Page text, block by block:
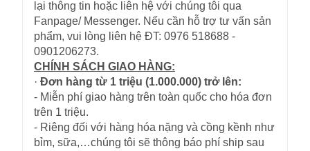
lại thông tin hoặc liên hệ với chúng tôi qua
Fanpage/ Messenger. Nếu cần hỗ trợ tư vấn sản
phẩm, vui lòng liên hệ ĐT: 0976 518688 -
0901206273.
CHÍNH SÁCH GIAO HÀNG:
· Đơn hàng từ 1 triệu (1.000.000) trở lên:
- Miễn phí giao hàng trên toàn quốc cho hóa đơn
trên 1 triệu.
- Riêng đối với hàng hóa nặng và cồng kềnh như
bỉm, sữa,…chúng tôi sẽ thông báo phí ship sau